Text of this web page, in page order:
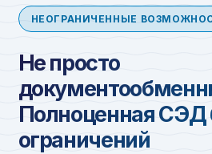
НЕОГРАНИЧЕННЫЕ
Не просто
Полноценная СЭД
ограничений